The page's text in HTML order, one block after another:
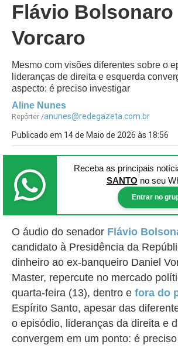
Flávio Bolsonaro
Vorcaro
Mesmo com visões diferentes sobre o
lideranças de direita e esquerda
aspecto: é preciso investigar
Aline Nunes
Repórter /anunes@redegazeta.com.br
Publicado em 14 de Maio de 2026 às 18:56
Receba as principais
SANTO no seu
Entrar no
O áudio do senador Flávio
candidato à Presidência da
dinheiro ao ex-banqueiro Daniel
Master, repercute no mercado
quarta-feira (13), dentro e fora do
Espírito Santo, apesar das
o episódio, lideranças da direita e
convergem em um ponto: é